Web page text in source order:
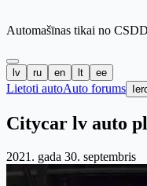
Automašīnas tikai no
lv ru en lt ee
Lietoti autoAuto forums
Citycar lv auto
2021. gada 30. septembris